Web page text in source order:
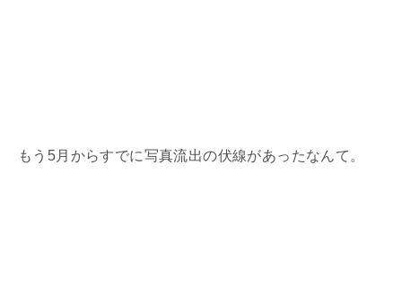
もう5月からすでに写真流出の伏線があったなんて。